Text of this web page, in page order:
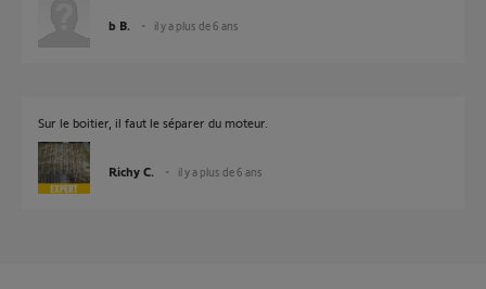
b B. il y a plus de 6 ans
Sur le boitier, il faut le séparer du moteur.
Richy C. il y a plus de 6 ans